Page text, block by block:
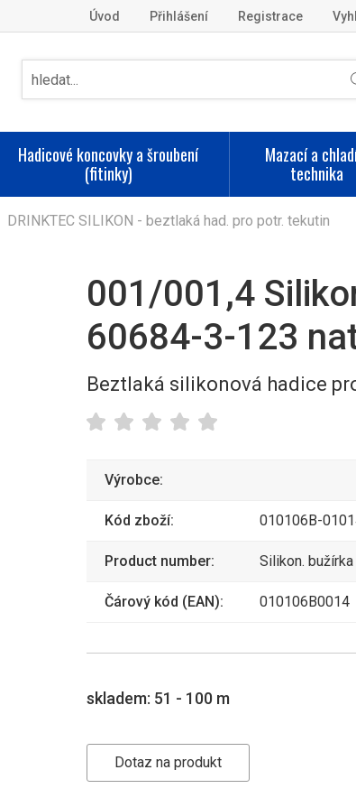
Úvod Přihlášení Registrace
Hadicové koncovky a šroubení
(fitinky)
Mazací a
technika
DRINKTEC SILIKON - beztlaká had. pro potr. tekutin
001/001,4
60684-3-123
Beztlaká silikonová hadice
Výrobce:
Kód zboží: 010106B-
Product number: Silikon.
Čárový kód (EAN): 010106B0014
skladem: 51 - 100 m
Dotaz na produkt